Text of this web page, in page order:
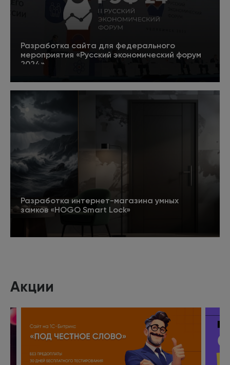
Разработка сайта для федерального
мероприятия «Русский экономический форум
2024»
Подробнее 5
Разработка интернет-магазина умных
замков «HOGO Smart Lock»
Подробнее
Акции